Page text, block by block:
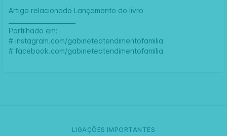
Artigo relacionado Lançamento do livro
Partilhado em:
# instagram.com/gabineteatendimentofamilia
# facebook.com/gabineteatendimentofamilia
LIGAÇÕES IMPORTANTES